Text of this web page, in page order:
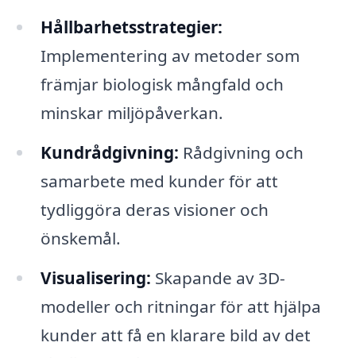
Hållbarhetsstrategier:
Implementering av metoder som
främjar biologisk mångfald och
minskar miljöpåverkan.
Kundrådgivning: Rådgivning och
samarbete med kunder för att
tydliggöra deras visioner och
önskemål.
Visualisering: Skapande av 3D-
modeller och ritningar för att hjälpa
kunder att få en klarare bild av det